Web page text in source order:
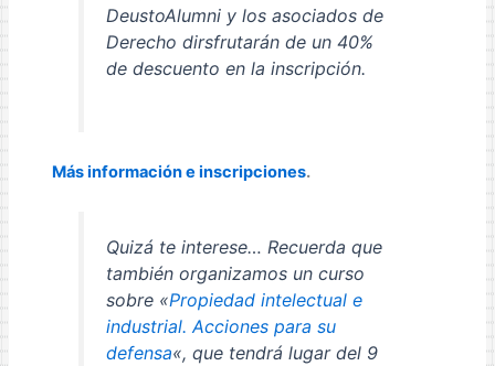
DeustoAlumni y los asociados de
Derecho dirsfrutarán de un 40%
de descuento en la inscripción.
Más información e inscripciones.
Quizá te interese… Recuerda que
también organizamos un curso
sobre «Propiedad intelectual e
industrial. Acciones para su
defensa«, que tendrá lugar del 9